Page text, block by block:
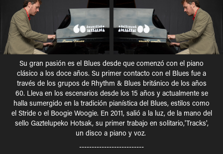
Su gran pasión es el Blues desde que comenzó con el piano
clásico a los doce años. Su primer contacto con el Blues fue a
través de los grupos de Rhythm & Blues británico de los años
60. Lleva en los escenarios desde los 15 años y actualmente se
halla sumergido en la tradición pianística del Blues, estilos como
el Stride o el Boogie Woogie. En 2011, salió a la luz, de la mano del
sello Gaztelupeko Hotsak, su primer trabajo en solitario,'Tracks',
un disco a piano y voz.
--------------------------